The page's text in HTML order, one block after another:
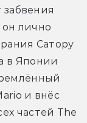
забвения
лично
Сатору
в Японии
и внёс
частей The